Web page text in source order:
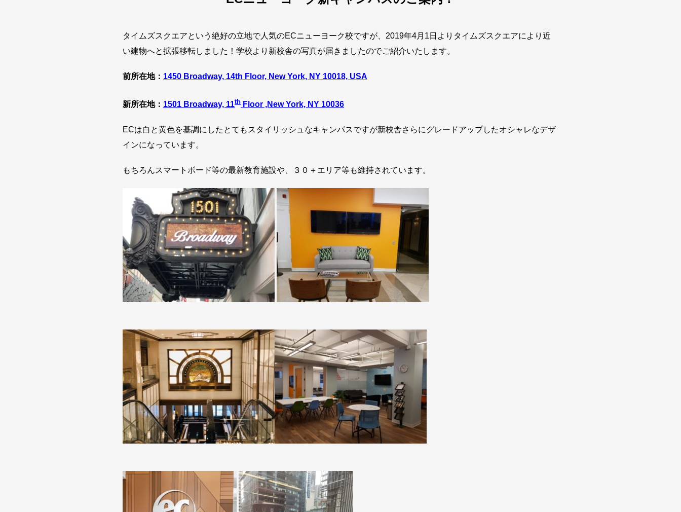
タイムズスクエアという絶好の立地で人気のECニューヨーク校ですが、2019年4月1日よりタイムズスクエアにより近
い建物へと拡張移転しました！学校より新校舎の写真が届きましたのでご紹介いたします。
前所在地： 1450 Broadway, 14th Floor, New York, NY 10018, USA
新所在地： 1501 Broadway, 11th Floor ,New York, NY 10036
ECは白と黄色を基調にしたとてもスタイリッシュなキャンパスですが新校舎さらにグレードアップしたオシャレなデザ
インになっています。
もちろんスマートボード等の最新教育施設や、３０＋エリア等も維持されています。